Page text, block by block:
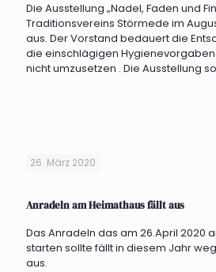
Die Ausstellung „Nadel, Faden und
Traditionsvereins Störmede im
aus. Der Vorstand bedauert die
die einschlägigen
nicht umzusetzen . Die Ausstellung
26. März 2020
Anradeln am Heimathaus fällt aus
Das Anradeln das am 26.April 2020
starten sollte fällt in diesem Jahr
aus.